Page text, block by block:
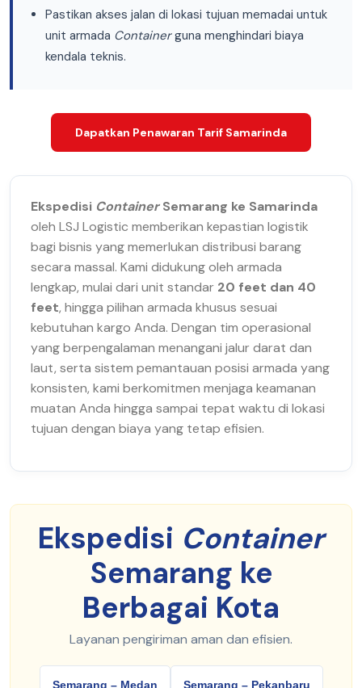
Pastikan akses jalan di lokasi tujuan memadai untuk
unit armada Containerguna menghindari biaya
kendala teknis.
Dapatkan Penawaran Tarif Samarinda
Ekspedisi ContainerSemarang ke Samarinda
oleh LSJ Logistic memberikan kepastian logistik
bagi bisnis yang memerlukan distribusi barang
secara massal. Kami didukung oleh armada
lengkap, mulai dari unit standar 20 feet dan 40
feet, hingga pilihan armada khusus sesuai
kebutuhan kargo Anda. Dengan tim operasional
yang berpengalaman menangani jalur darat dan
laut, serta sistem pemantauan posisi armada yang
konsisten, kami berkomitmen menjaga keamanan
muatan Anda hingga sampai tepat waktu di lokasi
tujuan dengan biaya yang tetap efisien.
Ekspedisi Container
Semarang ke
Berbagai Kota
Layanan pengiriman aman dan efisien.
Semarang – Medan Semarang – Pekanbaru